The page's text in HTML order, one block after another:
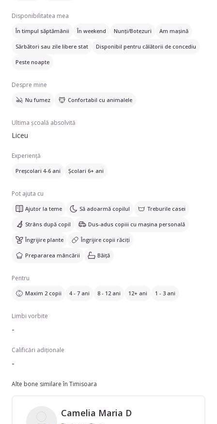
Disponibilitatea mea
În timpul săptămânii În weekend Nunți/Botezuri Am mașină
Sărbători sau zile libere stat Disponibil pentru călătorii de concediu
Peste noapte
Despre mine
Nu fumez Confortabil cu animalele
Ultima școală absolvită
Liceu
Experiență
Preșcolari 4-6 ani Școlari 6+ ani
Pot ajuta cu
Ajutor la teme Să adoarmă copilul Treburile casei
Strâns după copil Dus-adus copiii cu mașina personală
Îngrijire plante Îngrijire copii răciți
Prepararea mâncării Băiță
Pentru
Maxim 2 copii 4 - 7 ani 8 - 12 ani 12+ ani 1 - 3 ani
Limbi vorbite
-
Calificări adiționale
-
Alte bone similare în Timisoara
Camelia Maria D